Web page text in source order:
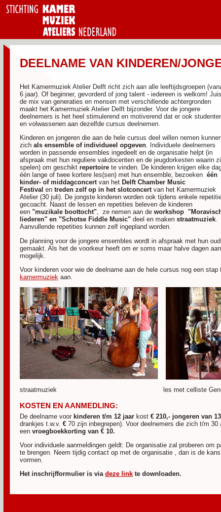
DEELNAME VAN KINDEREN/
Het Kamermuziek Atelier Delft richt zich aan alle leeftijdsgroepen
6 jaar). Of beginner, gevorderd of jong talent - iedereen is welkom!
de mix van generaties en mensen met verschillende achtergronden
maakt het Kamermuziek Atelier Delft bijzonder. Voor de jongere
deelnemers is het heel stimulerend en motiverend dat er ook
en volwassenen aan dezelfde cursus deelnemen.
Kinderen en jongeren die aan de hele cursus deel willen nemen
zich als ensemble of individueel opgeven. Individuele deelnemers
worden in passende ensembles ingedeelt en de organisatie helpt (in
afspraak met hun reguliere vakdocenten en de jeugdorkesten waarin
spelen) om geschikt repertoire te vinden. De kinderen krijgen elke
één lange of twee kortere les(sen) met hun ensemble, bezoeken één
kinder- of middagconcertvan het Delft Chamber Music
Festival en treden zelf op in het slotconcertvan het Kamermuziek
Atelier (30 juli). De jongste kinderen worden ook tijdens enkele
gecoacht. Naast de lessen en repetities beleven de kinderen
een "muzikale boottocht", ze nemen aan de workshop
liederen" en "Schotse Fiddle Music" deel en maken straatmuziek.
Aanvullende repetities kunnen zelf ingepland worden.
De planning voor de jongere ensembles wordt in afspraak met hun
gemaakt. Als het de voorkeur heeft om er soms maar halve dagen
mogelijk.
Voor kinderen voor wie de deelname aan de hele cursus nog een
kamermuziek aan.
straatmuziek les met celliste Genevieve
KOSTEN EN AANMEDLING:
De deelname voor kinderen t/m 12 jaar kost € 210,- jongeren van
drankjes t.w.v. € 70 zijn inbegrepen). Voor deelnemers die zich t/m 30
een vroegboekkorting van € 10.
Voor individuele aanmeldingen geldt: De organisatie zal proberen om
te brengen. Neem tijdig contact op met de organisatie , dan is de
vormen.
Het inschrijfformulier is via deze link te downloaden.